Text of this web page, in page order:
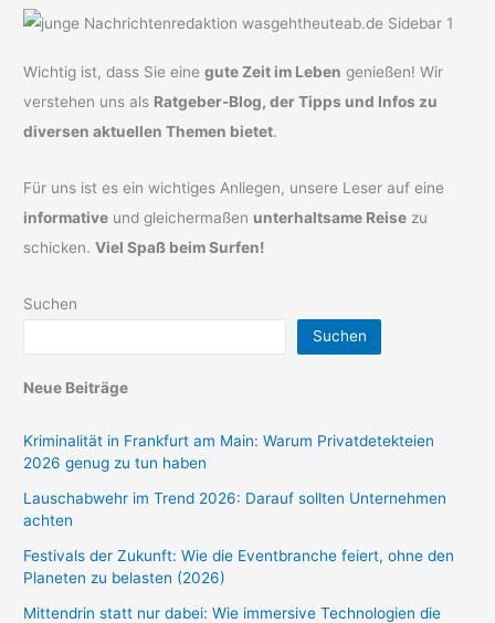
Wichtig ist, dass Sie einegute Zeit im Leben genießen! Wir
verstehen uns als Ratgeber-Blog, der Tipps und Infos zu
diversen aktuellen Themen bietet.
Für uns ist es ein wichtiges Anliegen, unsere Leser auf eine
informative und gleichermaßen unterhaltsame Reise zu
schicken.Viel Spaß beim Surfen!
Suchen
Suchen
Neue Beiträge
Kriminalität in Frankfurt am Main: Warum Privatdetekteien
2026 genug zu tun haben
Lauschabwehr im Trend 2026: Darauf sollten Unternehmen
achten
Festivals der Zukunft: Wie die Eventbranche feiert, ohne den
Planeten zu belasten (2026)
Mittendrin statt nur dabei: Wie immersive Technologien die